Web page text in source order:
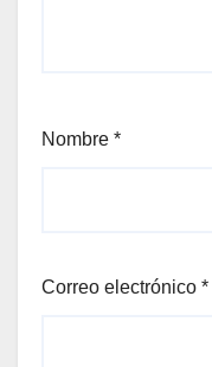
Nombre *
Correo electrónico *